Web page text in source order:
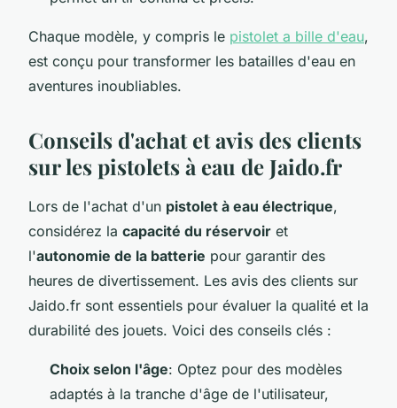
Chaque modèle, y compris le pistolet a bille d'eau,
est conçu pour transformer les batailles d'eau en
aventures inoubliables.
Conseils d'achat et avis des clients
sur les pistolets à eau de Jaido.fr
Lors de l'achat d'un pistolet à eau électrique,
considérez la capacité du réservoir et
l'autonomie de la batterie pour garantir des
heures de divertissement. Les avis des clients sur
Jaido.fr sont essentiels pour évaluer la qualité et la
durabilité des jouets. Voici des conseils clés :
Choix selon l'âge: Optez pour des modèles
adaptés à la tranche d'âge de l'utilisateur,